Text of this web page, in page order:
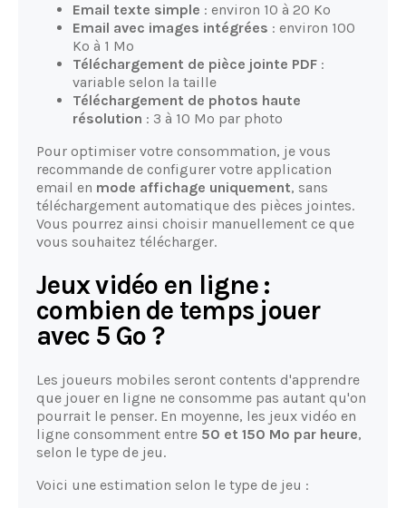
Email texte simple : environ 10 à 20 Ko
Email avec images intégrées : environ 100
Ko à 1 Mo
Téléchargement de pièce jointe PDF :
variable selon la taille
Téléchargement de photos haute
résolution : 3 à 10 Mo par photo
Pour optimiser votre consommation, je vous
recommande de configurer votre application
email en mode affichage uniquement, sans
téléchargement automatique des pièces jointes.
Vous pourrez ainsi choisir manuellement ce que
vous souhaitez télécharger.
Jeux vidéo en ligne :
combien de temps jouer
avec 5 Go ?
Les joueurs mobiles seront contents d'apprendre
que jouer en ligne ne consomme pas autant qu'on
pourrait le penser. En moyenne, les jeux vidéo en
ligne consomment entre 50 et 150 Mo par heure,
selon le type de jeu.
Voici une estimation selon le type de jeu :